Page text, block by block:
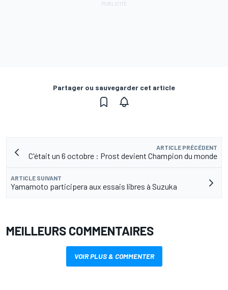
Partager ou sauvegarder cet article
ARTICLE PRÉCÉDENT
C'était un 6 octobre : Prost devient Champion du monde
ARTICLE SUIVANT
Yamamoto participera aux essais libres à Suzuka
MEILLEURS COMMENTAIRES
VOIR PLUS & COMMENTER